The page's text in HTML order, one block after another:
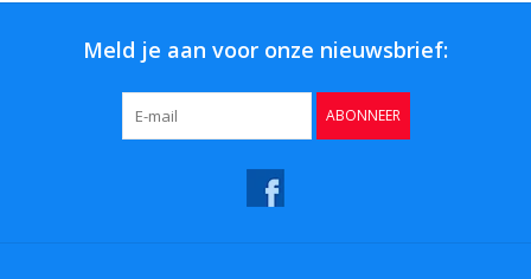
Meld je aan voor onze nieuwsbrief:
ABONNEER